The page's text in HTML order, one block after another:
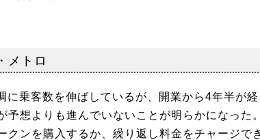
メトロ
乗客数を伸ばしているが、開業から4年半が経
想よりも進んでいないことが明らかになった。
ンを購入するか、繰り返し料金をチャージで